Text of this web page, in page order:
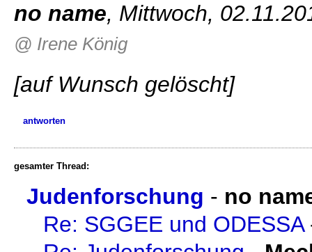
no name, Mittwoch,
@ Irene König
[auf Wunsch gelöscht]
antworten
gesamter Thread:
Judenforschung - no
Re: SGGEE und ODESSA